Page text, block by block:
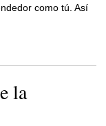
como tú. Así
la